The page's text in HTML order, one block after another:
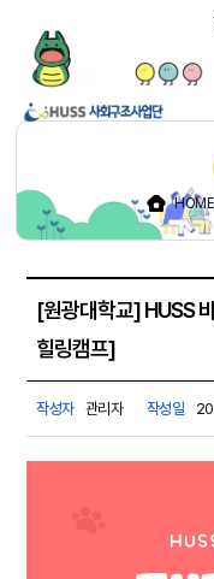
HOME
[원광대학교] HUSS
힐링캠프]
작성자 관리자 작성일